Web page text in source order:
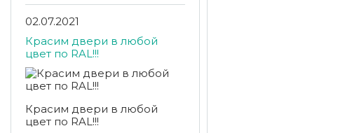
02.07.2021
Красим двери в любой
цвет по RAL!!!
Красим двери в любой
цвет по RAL!!!